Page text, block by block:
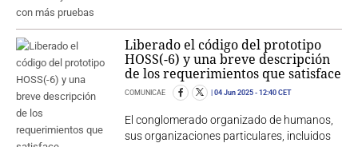
Liberado el código del prototipo
HOSS(-6) y una breve descripción
de los requerimientos que satisface
COMUNICAE 04 Jun 2025 - 12:40 CET
El conglomerado organizado de humanos,
sus organizaciones particulares, incluidos